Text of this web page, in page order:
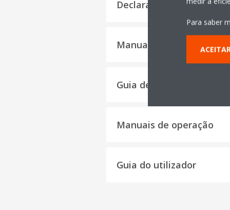
Declaração de
Manuais de instalação
Guia de instalação
Manuais de operação
Guia do utilizador
Para saber